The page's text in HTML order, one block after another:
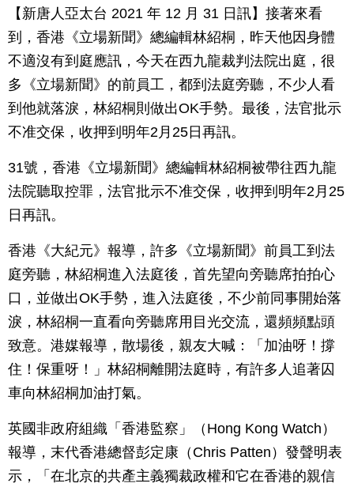
【新唐人亞太台 2021 年 12 月 31 日訊】接著來看
到，香港《立場新聞》總編輯林紹桐，昨天他因身體
不適沒有到庭應訊，今天在西九龍裁判法院出庭，很
多《立場新聞》的前員工，都到法庭旁聽，不少人看
到他就落淚，林紹桐則做出OK手勢。最後，法官批示
不准交保，收押到明年2月25日再訊。
31號，香港《立場新聞》總編輯林紹桐被帶往西九龍
法院聽取控罪，法官批示不准交保，收押到明年2月25
日再訊。
香港《大紀元》報導，許多《立場新聞》前員工到法
庭旁聽，林紹桐進入法庭後，首先望向旁聽席拍拍心
口，並做出OK手勢，進入法庭後，不少前同事開始落
淚，林紹桐一直看向旁聽席用目光交流，還頻頻點頭
致意。港媒報導，散場後，親友大喊：「加油呀！撐
住！保重呀！」林紹桐離開法庭時，有許多人追著囚
車向林紹桐加油打氣。
英國非政府組織「香港監察」（Hong Kong Watch）
報導，末代香港總督彭定康（Chris Patten）發聲明表
示，「在北京的共產主義獨裁政權和它在香港的親信